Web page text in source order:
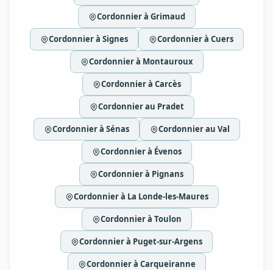
Cordonnier à Grimaud
Cordonnier à Signes Cordonnier à Cuers
Cordonnier à Montauroux
Cordonnier à Carcès
Cordonnier au Pradet
Cordonnier à Sénas Cordonnier au Val
Cordonnier à Évenos
Cordonnier à Pignans
Cordonnier à La Londe-les-Maures
Cordonnier à Toulon
Cordonnier à Puget-sur-Argens
Cordonnier à Carqueiranne